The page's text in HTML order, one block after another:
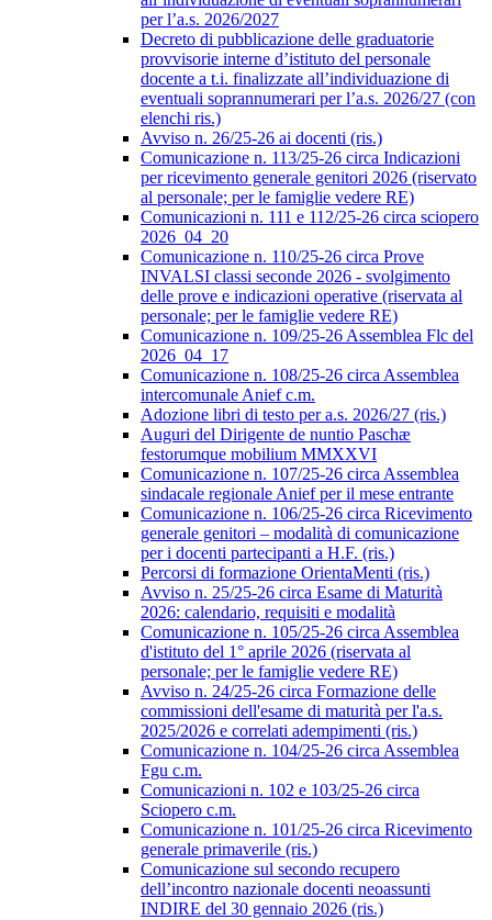
per l’a.s. 2026/2027
Decreto di pubblicazione delle graduatorie
provvisorie interne d’istituto del personale
docente a t.i. finalizzate all’individuazione di
eventuali soprannumerari per l’a.s. 2026/27 (con
elenchi ris.)
Avviso n. 26/25-26 ai docenti (ris.)
Comunicazione n. 113/25-26 circa Indicazioni
per ricevimento generale genitori 2026 (riservato
al personale; per le famiglie vedere RE)
Comunicazioni n. 111 e 112/25-26 circa sciopero
2026_04_20
Comunicazione n. 110/25-26 circa Prove
INVALSI classi seconde 2026 - svolgimento
delle prove e indicazioni operative (riservata al
personale; per le famiglie vedere RE)
Comunicazione n. 109/25-26 Assemblea Flc del
2026_04_17
Comunicazione n. 108/25-26 circa Assemblea
intercomunale Anief c.m.
Adozione libri di testo per a.s. 2026/27 (ris.)
Auguri del Dirigente de nuntio Paschæ
festorumque mobilium MMXXVI
Comunicazione n. 107/25-26 circa Assemblea
sindacale regionale Anief per il mese entrante
Comunicazione n. 106/25-26 circa Ricevimento
generale genitori – modalità di comunicazione
per i docenti partecipanti a H.F. (ris.)
Percorsi di formazione OrientaMenti (ris.)
Avviso n. 25/25-26 circa Esame di Maturità
2026: calendario, requisiti e modalità
Comunicazione n. 105/25-26 circa Assemblea
d'istituto del 1° aprile 2026 (riservata al
personale; per le famiglie vedere RE)
Avviso n. 24/25-26 circa Formazione delle
commissioni dell'esame di maturità per l'a.s.
2025/2026 e correlati adempimenti (ris.)
Comunicazione n. 104/25-26 circa Assemblea
Fgu c.m.
Comunicazioni n. 102 e 103/25-26 circa
Sciopero c.m.
Comunicazione n. 101/25-26 circa Ricevimento
generale primaverile (ris.)
Comunicazione sul secondo recupero
dell’incontro nazionale docenti neoassunti
INDIRE del 30 gennaio 2026 (ris.)